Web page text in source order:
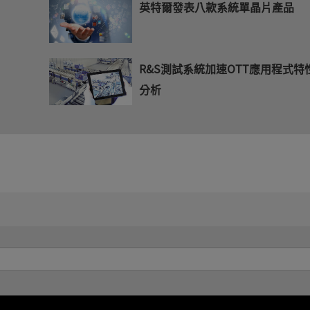
英特爾發表八款系統單晶片產品
R&S測試系統加速OTT應用程式特
分析